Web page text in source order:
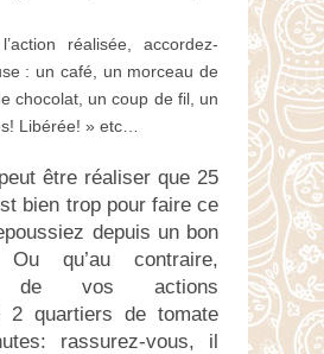
réalisée, accordez-
: un café, un morceau de
chocolat, un coup de fil, un
Libérée! » etc…
être réaliser que 25
bien trop pour faire ce
depuis un bon
qu’au contraire,
de vos actions
2 quartiers de tomate
rassurez-vous, il